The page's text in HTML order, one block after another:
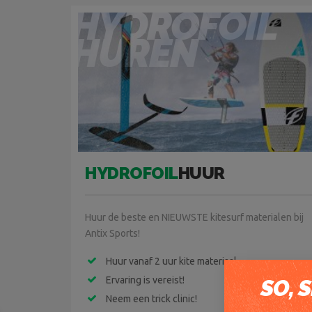
HYDROFOIL
HUREN
HYDROFOILHUUR
Huur de beste en NIEUWSTE kitesurf materialen bij
Antix Sports!
Huur vanaf 2 uur kite materiaal
Ervaring is vereist!
Neem een trick clinic!
SO,